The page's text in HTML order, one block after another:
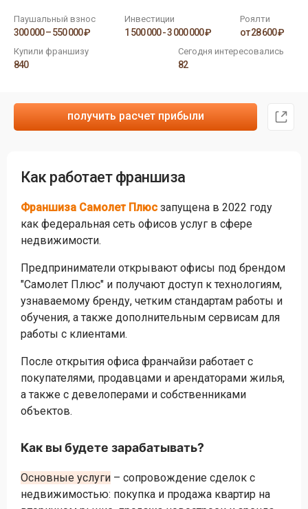
Паушальный взнос
300 000 – 550 000 ₽
Инвестиции
1 500 000 - 3 000 000 ₽
Роялти
от 28 600 ₽
Купили франшизу
840
Сегодня интересовались
82
получить расчет прибыли
Как работает франшиза
Франшиза Самолет Плюс запущена в 2022 году
как федеральная сеть офисов услуг в сфере
недвижимости.
Предприниматели открывают офисы под брендом
"Самолет Плюс" и получают доступ к технологиям,
узнаваемому бренду, четким стандартам работы и
обучения, а также дополнительным сервисам для
работы с клиентами.
После открытия офиса франчайзи работает с
покупателями, продавцами и арендаторами жилья,
а также с девелоперами и собственниками
объектов.
Как вы будете зарабатывать?
Основные услуги – сопровождение сделок с
недвижимостью: покупка и продажа квартир на